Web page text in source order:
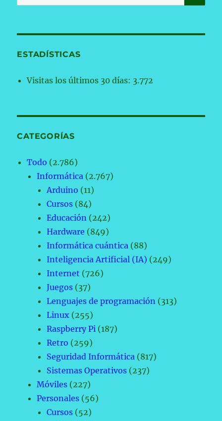
por:
ESTADÍSTICAS
Visitas los últimos 30 días: 3.772
CATEGORÍAS
Todo (2.786)
Informática (2.767)
Arduino (11)
Cursos (84)
Educación (242)
Hardware (849)
Informática cuántica (88)
Inteligencia Artificial (IA) (249)
Internet (726)
Juegos (37)
Lenguajes de programación (313)
Linux (255)
Raspberry Pi (187)
Retro (259)
Seguridad Informática (817)
Sistemas Operativos (237)
Móviles (227)
Personales (56)
Cursos (52)